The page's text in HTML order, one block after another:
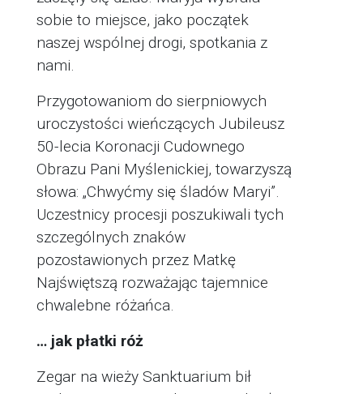
sobie to miejsce, jako początek
naszej wspólnej drogi, spotkania z
nami.
Przygotowaniom do sierpniowych
uroczystości wieńczących Jubileusz
50-lecia Koronacji Cudownego
Obrazu Pani Myślenickiej, towarzyszą
słowa: „Chwyćmy się śladów Maryi”.
Uczestnicy procesji poszukiwali tych
szczególnych znaków
pozostawionych przez Matkę
Najświętszą rozważając tajemnice
chwalebne różańca.
… jak płatki róż
Zegar na wieży Sanktuarium bił